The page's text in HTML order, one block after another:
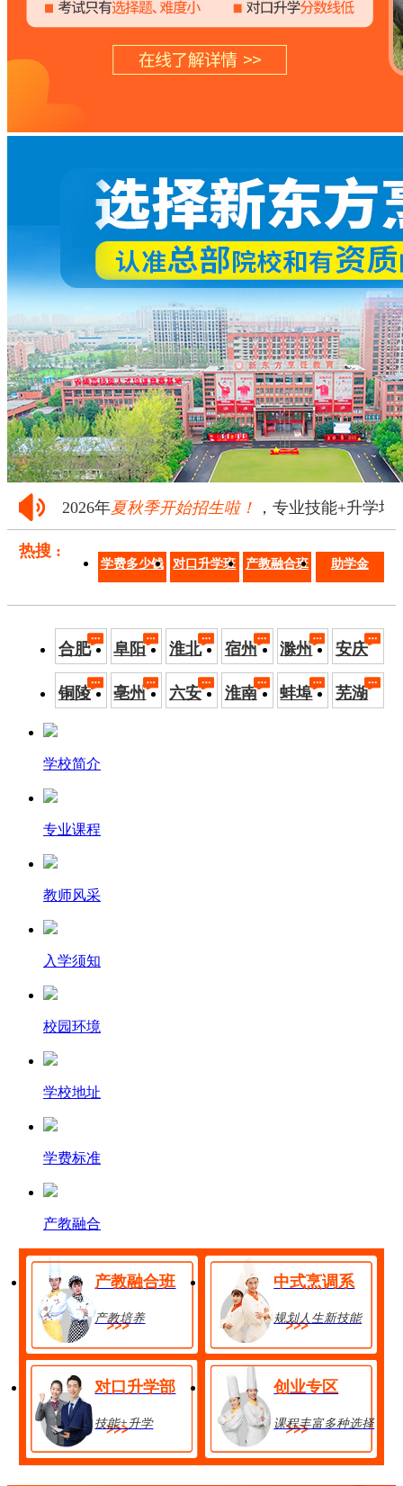
2026年夏秋季开始招生啦！ ，专业技能+升学培
热搜 :
学费多少钱 对口升学班 产教融合班 助学金
合肥 阜阳 淮北 宿州 滁州 安庆
铜陵 亳州 六安 淮南 蚌埠 芜湖
学校简介
专业课程
教师风采
入学须知
校园环境
学校地址
学费标准
产教融合
产教融合班
产教培养
中式烹调系
规划人生新技能
对口升学部
技能+升学
创业专区
课程丰富多种选择